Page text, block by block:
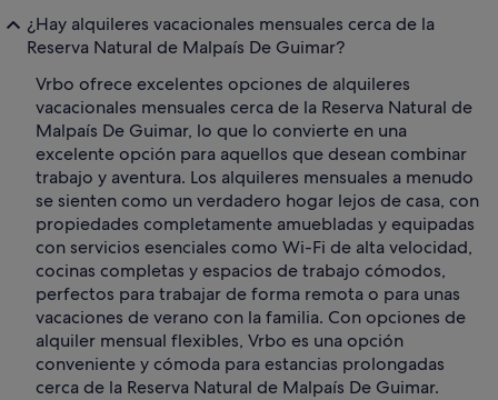
¿Hay alquileres vacacionales mensuales cerca de la
Reserva Natural de Malpaís De Guimar?
Vrbo ofrece excelentes opciones de alquileres
vacacionales mensuales cerca de la Reserva Natural de
Malpaís De Guimar, lo que lo convierte en una
excelente opción para aquellos que desean combinar
trabajo y aventura. Los alquileres mensuales a menudo
se sienten como un verdadero hogar lejos de casa, con
propiedades completamente amuebladas y equipadas
con servicios esenciales como Wi-Fi de alta velocidad,
cocinas completas y espacios de trabajo cómodos,
perfectos para trabajar de forma remota o para unas
vacaciones de verano con la familia. Con opciones de
alquiler mensual flexibles, Vrbo es una opción
conveniente y cómoda para estancias prolongadas
cerca de la Reserva Natural de Malpaís De Guimar.